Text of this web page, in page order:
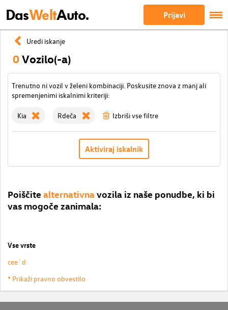
DasWeltAuto. Prijavi
Uredi iskanje
0Vozilo(-a)
Trenutno ni vozil v želeni kombinaciji. Poskusite znova z manj ali
spremenjenimi iskalnimi kriteriji:
Kia Rdeča Izbriši vse filtre
Aktiviraj iskalnik
Poiščite alternativnavozila iz naše ponudbe, ki bi
vas mogoče zanimala:
Vse vrste
cee`d
* Prikaži pravno obvestilo